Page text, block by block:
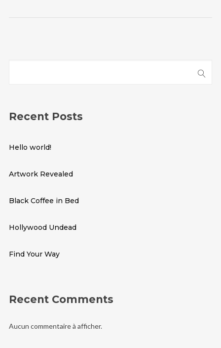
Recent Posts
Hello world!
Artwork Revealed
Black Coffee in Bed
Hollywood Undead
Find Your Way
Recent Comments
Aucun commentaire à afficher.